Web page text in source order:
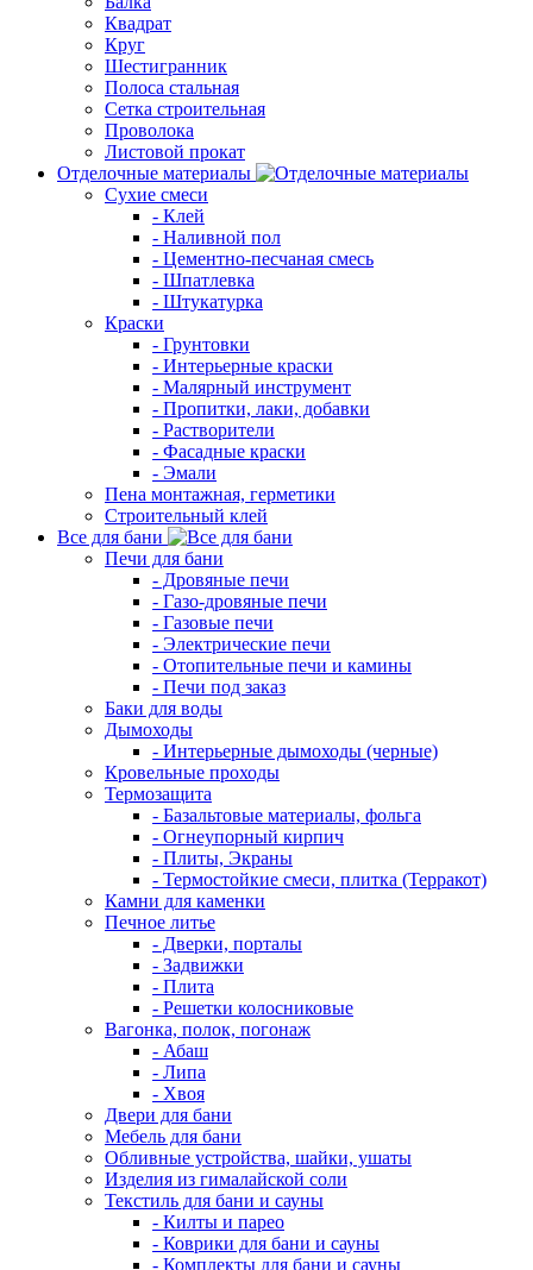
Квадрат
Круг
Шестигранник
Полоса стальная
Сетка строительная
Проволока
Листовой прокат
Отделочные материалы
Сухие смеси
- Клей
- Наливной пол
- Цементно-песчаная смесь
- Шпатлевка
- Штукатурка
Краски
- Грунтовки
- Интерьерные краски
- Малярный инструмент
- Пропитки, лаки, добавки
- Растворители
- Фасадные краски
- Эмали
Пена монтажная, герметики
Строительный клей
Все для бани
Печи для бани
- Дровяные печи
- Газо-дровяные печи
- Газовые печи
- Электрические печи
- Отопительные печи и камины
- Печи под заказ
Баки для воды
Дымоходы
- Интерьерные дымоходы (черные)
Кровельные проходы
Термозащита
- Базальтовые материалы, фольга
- Огнеупорный кирпич
- Плиты, Экраны
- Термостойкие смеси, плитка (Терракот)
Камни для каменки
Печное литье
- Дверки, порталы
- Задвижки
- Плита
- Решетки колосниковые
Вагонка, полок, погонаж
- Абаш
- Липа
- Хвоя
Двери для бани
Мебель для бани
Обливные устройства, шайки, ушаты
Изделия из гималайской соли
Текстиль для бани и сауны
- Килты и парео
- Коврики для бани и сауны
- Комплекты для бани и сауны